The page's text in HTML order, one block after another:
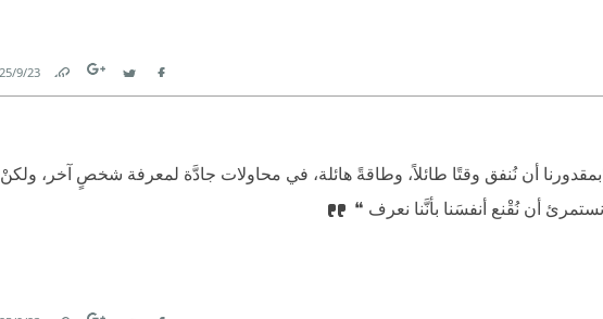
Facebook
Twitter
Link
23‏/9‏/2025
⁠‫بمقدورنا أن نُنفق وقتًا طائلاً، وطاقةً هائلة، في محاولات جادَّة لمعرفة شخصٍ آخر، ولكنْ
أن نُقْنع أنفسَنا بأنَّنا نعرف ❝